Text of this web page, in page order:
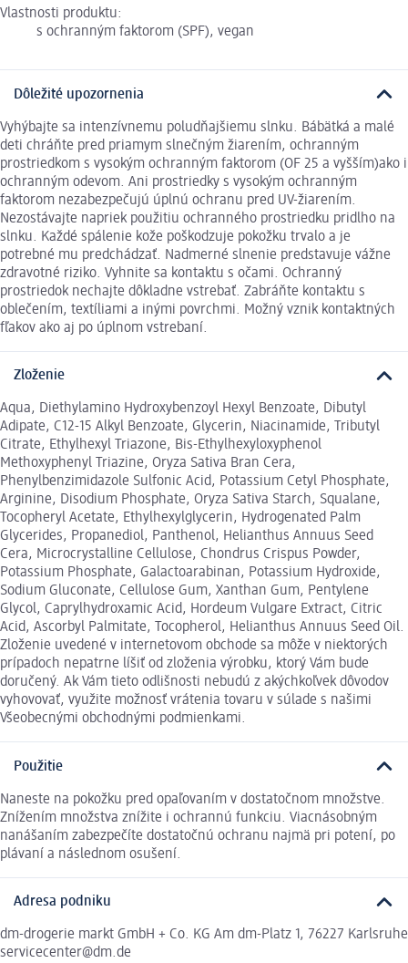
Vlastnosti produktu:
s ochranným faktorom (SPF), vegan
Dôležité upozornenia
Vyhýbajte sa intenzívnemu poludňajšiemu slnku. Bábätká a malé
deti chráňte pred priamym slnečným žiarením, ochranným
prostriedkom s vysokým ochranným faktorom (OF 25 a vyšším)ako i
ochranným odevom. Ani prostriedky s vysokým ochranným
faktorom nezabezpečujú úplnú ochranu pred UV-žiarením.
Nezostávajte napriek použitiu ochranného prostriedku pridlho na
slnku. Každé spálenie kože poškodzuje pokožku trvalo a je
potrebné mu predchádzať. Nadmerné slnenie predstavuje vážne
zdravotné riziko. Vyhnite sa kontaktu s očami. Ochranný
prostriedok nechajte dôkladne vstrebať. Zabráňte kontaktu s
oblečením, textíliami a inými povrchmi. Možný vznik kontaktných
fľakov ako aj po úplnom vstrebaní.
Zloženie
Aqua, Diethylamino Hydroxybenzoyl Hexyl Benzoate, Dibutyl
Adipate, C12-15 Alkyl Benzoate, Glycerin, Niacinamide, Tributyl
Citrate, Ethylhexyl Triazone, Bis-Ethylhexyloxyphenol
Methoxyphenyl Triazine, Oryza Sativa Bran Cera,
Phenylbenzimidazole Sulfonic Acid, Potassium Cetyl Phosphate,
Arginine, Disodium Phosphate, Oryza Sativa Starch, Squalane,
Tocopheryl Acetate, Ethylhexylglycerin, Hydrogenated Palm
Glycerides, Propanediol, Panthenol, Helianthus Annuus Seed
Cera, Microcrystalline Cellulose, Chondrus Crispus Powder,
Potassium Phosphate, Galactoarabinan, Potassium Hydroxide,
Sodium Gluconate, Cellulose Gum, Xanthan Gum, Pentylene
Glycol, Caprylhydroxamic Acid, Hordeum Vulgare Extract, Citric
Acid, Ascorbyl Palmitate, Tocopherol, Helianthus Annuus Seed Oil.
Zloženie uvedené v internetovom obchode sa môže v niektorých
prípadoch nepatrne líšiť od zloženia výrobku, ktorý Vám bude
doručený. Ak Vám tieto odlišnosti nebudú z akýchkoľvek dôvodov
vyhovovať, využite možnosť vrátenia tovaru v súlade s našimi
Všeobecnými obchodnými podmienkami.
Použitie
Naneste na pokožku pred opaľovaním v dostatočnom množstve.
Znížením množstva znížite i ochrannú funkciu. Viacnásobným
nanášaním zabezpečíte dostatočnú ochranu najmä pri potení, po
plávaní a následnom osušení.
Adresa podniku
dm-drogerie markt GmbH + Co. KG Am dm-Platz 1, 76227 Karlsruhe
servicecenter@dm.de